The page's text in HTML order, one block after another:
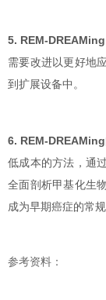
5. REM-
需要改进以更好地
到扩展设备中。
6. REM-DREAMing
低成本的方法，通
全面剖析甲基化生
成为早期癌症的常规
参考资料：